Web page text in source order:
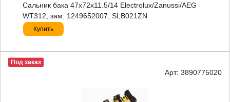
Сальник бака 47x72x11.5/14 Electrolux/Zanussi/AEG
WT312, зам. 1249652007, SLB021ZN
Купить
Под заказ
Арт: 3890775020